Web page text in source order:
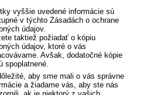
vyššie uvedené informácie sú
v týchto Zásadách o ochrane
údajov.
taktiež požiadať o kópiu
údajov, ktoré o vás
Avšak, dodatočné kópie
spoplatnené.
aby sme mali o vás správne
a žiadame vás, aby ste nás